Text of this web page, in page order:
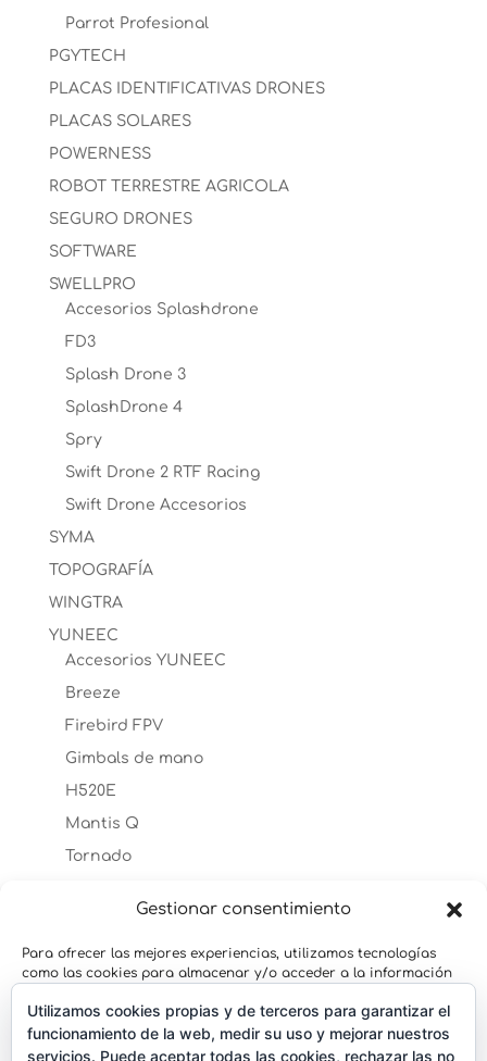
Gestionar consentimiento
Para ofrecer las mejores experiencias, utilizamos tecnologías
como las cookies para almacenar y/o acceder a la información
permitirá procesar datos como el comportamiento de
navegación o las identificaciones únicas en este sitio. No
consentir o retirar el consentimiento, puede afectar
Parrot Profesional
PGYTECH
PLACAS IDENTIFICATIVAS DRONES
PLACAS SOLARES
POWERNESS
ROBOT TERRESTRE AGRICOLA
SEGURO DRONES
SOFTWARE
SWELLPRO
Accesorios Splashdrone
FD3
Splash Drone 3
SplashDrone 4
Spry
Swift Drone 2 RTF Racing
Swift Drone Accesorios
SYMA
TOPOGRAFÍA
WINGTRA
YUNEEC
Accesorios YUNEEC
Breeze
Firebird FPV
Gimbals de mano
H520E
Mantis Q
Tornado
Accesorios Typhoon H
TYPHOON H PLUS
Accesorios Typhoon H Plus
Typhoon H3
Typhoon Q500
Utilizamos cookies propias y de terceros para garantizar el
funcionamiento de la web, medir su uso y mejorar nuestros
servicios. Puede aceptar todas las cookies, rechazar las no